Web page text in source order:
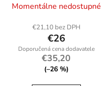
Momentálne nedostupné
€21,10 bez DPH
€26
€35,20
(–26 %)